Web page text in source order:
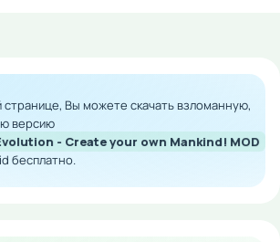
и визуальные изменения персонажей.
количество игровой валюты
развития
прокачка всех характеристик
странице, Вы можете скачать взломанную,
версию
- Create your own Mankind! MOD
бесплатно.